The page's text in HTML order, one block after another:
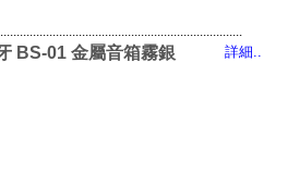
BS-01 金屬音箱霧銀 詳細..